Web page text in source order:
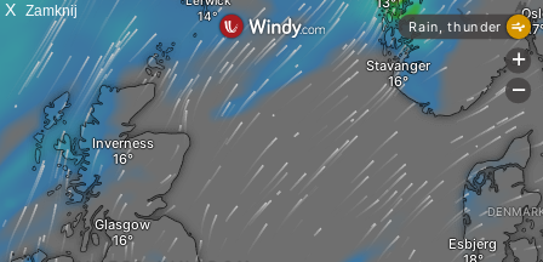
X Zamknij